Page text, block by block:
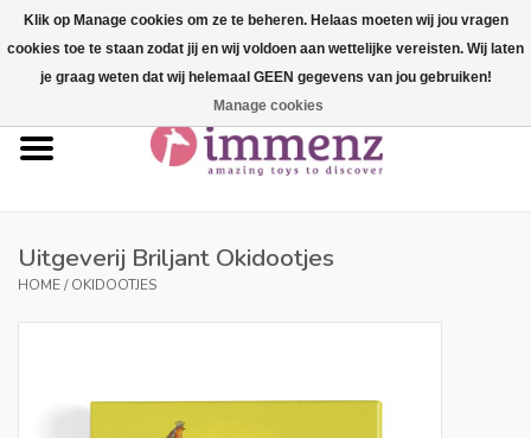
NIEUW in ons assortiment!
Onze merken
Uitgeverij Briljant Okidootjes
HOME/OKIDOOTJES
Klik op Manage cookies om ze te beheren. Helaas moeten wij jou vragen
cookies toe te staan zodat jij en wij voldoen aan wettelijke vereisten. Wij laten
je graag weten dat wij helemaal GEEN gegevens van jou gebruiken!
Manage cookies